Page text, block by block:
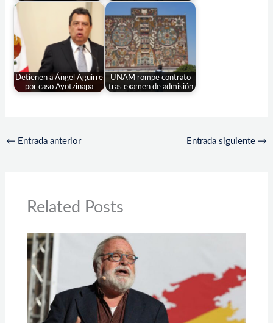
Detienen a Ángel Aguirre
por caso Ayotzinapa
UNAM rompe contrato
tras examen de admisión
← Entrada anterior Entrada siguiente →
Related Posts